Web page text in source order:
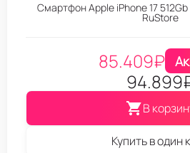
Смартфон Apple iPhone 17
RuStore
85.409₽
94.899
В
Купить в один